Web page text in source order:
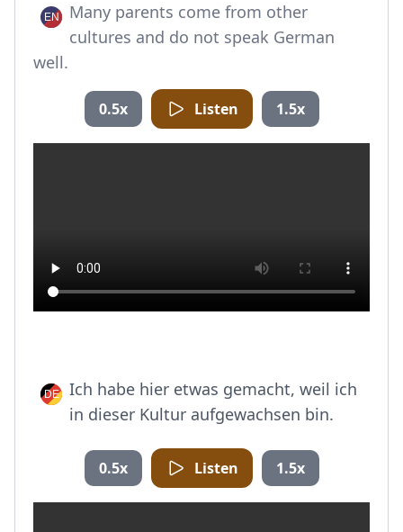
Many parents come from other
cultures and do not speak German
well.
0.5x Listen 1.5x
Ich habe hier etwas gemacht, weil ich
in dieser Kultur aufgewachsen bin.
0.5x Listen 1.5x